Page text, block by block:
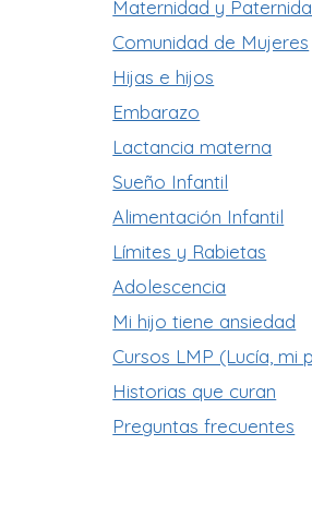
Maternidad y
Comunidad de Mujeres
Hijas e hijos
Embarazo
Lactancia materna
Sueño Infantil
Alimentación Infantil
Límites y Rabietas
Adolescencia
Mi hijo tiene ansiedad
Cursos LMP (Lucía, mi
Historias que curan
Preguntas frecuentes